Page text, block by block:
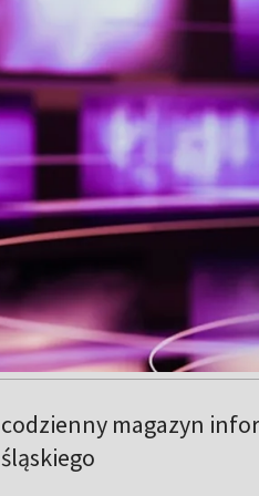
codzienny magazyn
śląskiego